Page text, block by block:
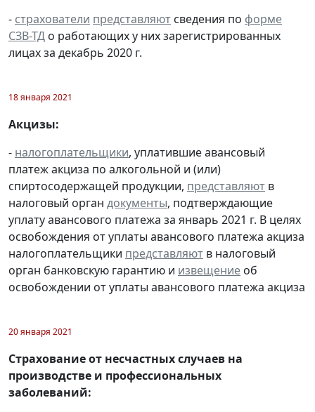
- страхователи представляют сведения по форме
СЗВ-ТД о работающих у них зарегистрированных
лицах за декабрь 2020 г.
18 января 2021
Акцизы:
- налогоплательщики, уплатившие авансовый
платеж акциза по алкогольной и (или)
спиртосодержащей продукции, представляют в
налоговый орган документы, подтверждающие
уплату авансового платежа за январь 2021 г. В целях
освобождения от уплаты авансового платежа акциза
налогоплательщики представляют в налоговый
орган банковскую гарантию и извещение об
освобождении от уплаты авансового платежа акциза
20 января 2021
Страхование от несчастных случаев на
производстве и профессиональных
заболеваний: